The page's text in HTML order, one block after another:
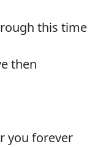
this time
then
you forever